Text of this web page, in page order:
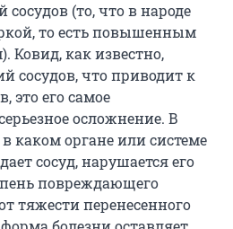
сосудов (то, что в народе
то есть повышенным
Ковид, как известно,
сосудов, что приводит к
это его самое
осложнение. В
каком органе или системе
сосуд, нарушается его
повреждающего
тяжести перенесенного